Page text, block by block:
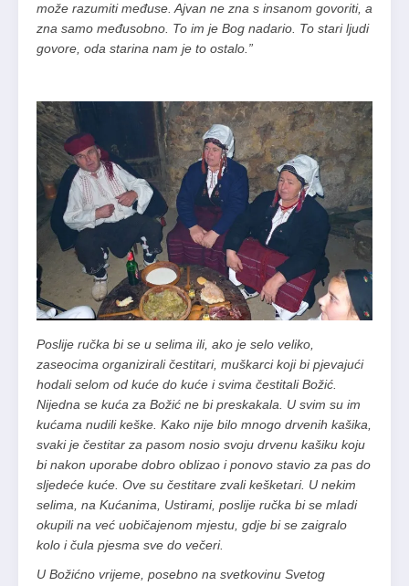
može razumiti međuse. Ajvan ne zna s insanom govoriti, a
zna samo međusobno. To im je Bog nadario. To stari ljudi
govore, oda starina nam je to ostalo.”
Poslije ručka bi se u selima ili, ako je selo veliko,
zaseocima organizirali čestitari, muškarci koji bi pjevajući
hodali selom od kuće do kuće i svima čestitali Božić.
Nijedna se kuća za Božić ne bi preskakala. U svim su im
kućama nudili keške. Kako nije bilo mnogo drvenih kašika,
svaki je čestitar za pasom nosio svoju drvenu kašiku koju
bi nakon uporabe dobro oblizao i ponovo stavio za pas do
sljedeće kuće. Ove su čestitare zvali kešketari. U nekim
selima, na Kućanima, Ustirami, poslije ručka bi se mladi
okupili na već uobičajenom mjestu, gdje bi se zaigralo
kolo i čula pjesma sve do večeri.
U Božićno vrijeme, posebno na svetkovinu Svetog